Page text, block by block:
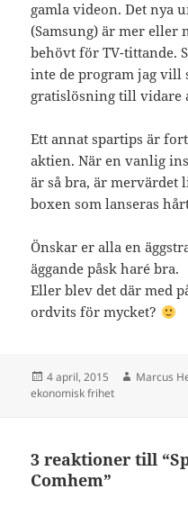
gamla videon. Det nya
(Samsung) är mer eller
behövt för TV-tittande.
inte de program jag vill
gratislösning till vidare
Ett annat spartips är
aktien. När en vanlig
är så bra, är mervärdet
boxen som lanseras
Önskar er alla en
äggande påsk haré bra.
Eller blev det där med
ordvits för mycket?
Postat
4 april, 2015 Författare
Marcus
ekonomisk frihet
3 reaktioner till
Comhem”